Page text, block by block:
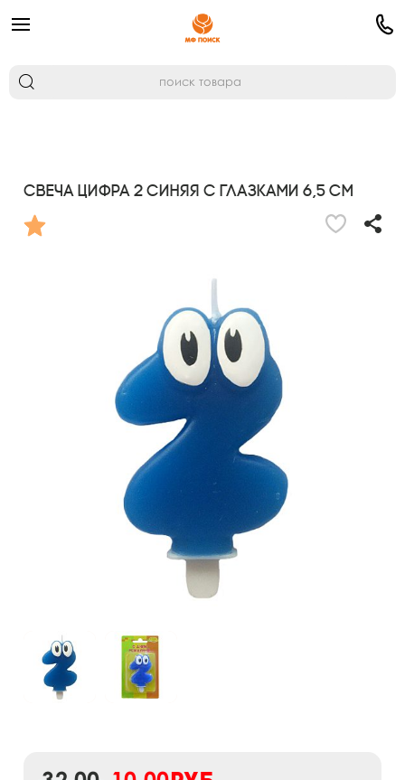
Свеча Цифра 2 Синяя С глазками 6,5 см